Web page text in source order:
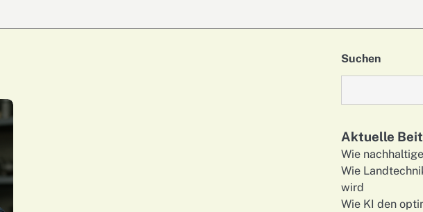
Suchen
Aktuelle
Wie
Wie
wird
Wie KI den